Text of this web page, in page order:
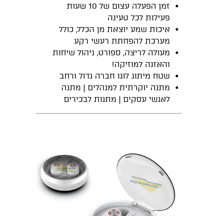
זמן הפעלה עצום של 10 שעות
פעילות לכל טעינה
איכות שמע יוצאת מן הכלל, כולל
מערכת להפחתת רעשי רקע
מעולה לריצה, ספורט, ניהול שיחות
והאזנה למוזיקה!
שטח מיתוג לוגו חברה גדול ורחב
מתנה יוקרתית למנהלים | מתנה
לאנשי עסקים | מתנות לבכירים